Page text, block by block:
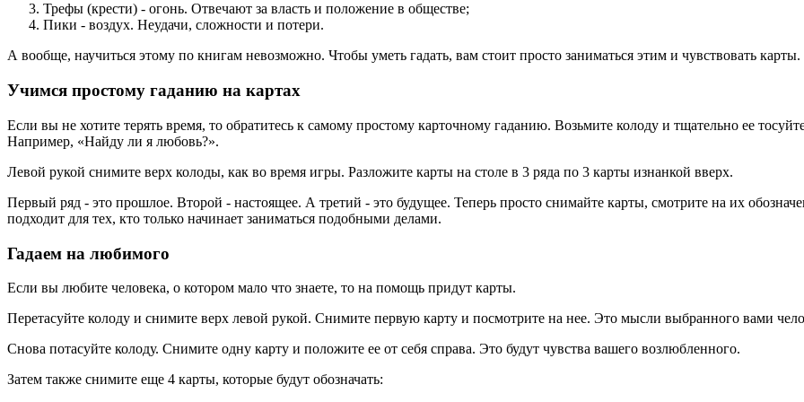
Трефы (крести) - огонь. Отвечают за власть и положение в обществе;
Пики - воздух. Неудачи, сложности и потери.
А вообще, научиться этому по книгам невозможно. Чтобы уметь гадать, вам стоит просто заниматься этим и чувствовать
Учимся простому гаданию на картах
Если вы не хотите терять время, то обратитесь к самому простому карточному гаданию. Возьмите колоду и тщательно ее
Например, «Найду ли я любовь?».
Левой рукой снимите верх колоды, как во время игры. Разложите карты на столе в 3 ряда по 3 карты изнанкой вверх.
Первый ряд - это прошлое. Второй - настоящее. А третий - это будущее. Теперь просто снимайте карты, смотрите на их
подходит для тех, кто только начинает заниматься подобными делами.
Гадаем на любимого
Если вы любите человека, о котором мало что знаете, то на помощь придут карты.
Перетасуйте колоду и снимите верх левой рукой. Снимите первую карту и посмотрите на нее. Это мысли выбранного вами
Снова потасуйте колоду. Снимите одну карту и положите ее от себя справа. Это будут чувства вашего возлюбленного.
Затем также снимите еще 4 карты, которые будут обозначать: